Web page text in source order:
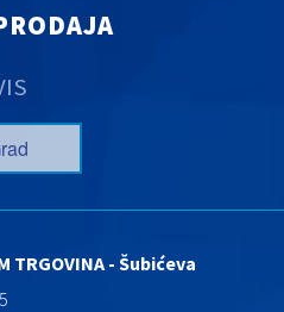
TRGOVINA - Šubićeva